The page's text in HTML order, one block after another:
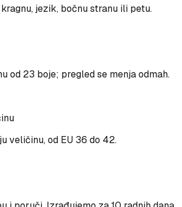
jezik, bočnu stranu ili petu.
od 23 boje; pregled se menja odmah.
veličinu, od EU 36 do 42.